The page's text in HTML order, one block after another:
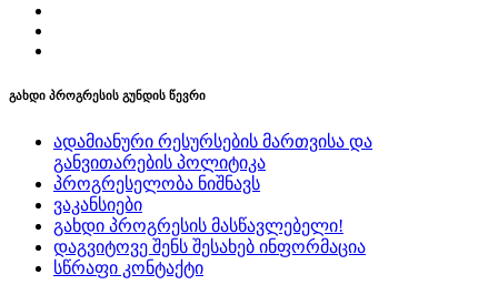
გახდი პროგრესის გუნდის წევრი
ადამიანური რესურსების მართვისა და
განვითარების პოლიტიკა
პროგრესელობა ნიშნავს
ვაკანსიები
გახდი პროგრესის მასწავლებელი!
დაგვიტოვე შენს შესახებ ინფორმაცია
სწრაფი კონტაქტი